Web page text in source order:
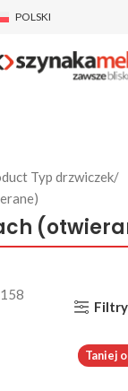
POLSKI
Typ drzwiczek
Filtry
Taniej